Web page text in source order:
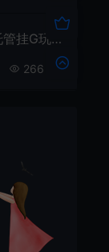
汽水音乐全程托管挂G玩法，利用小号循环播放自己的原创音乐，保底日入5张+【揭秘】
266